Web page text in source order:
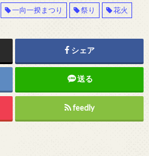
一向一揆まつり 祭り 花火
シェア
送る
feedly